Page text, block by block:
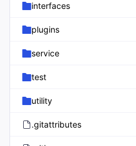
interfaces
plugins
service
test
utility
.gitattributes